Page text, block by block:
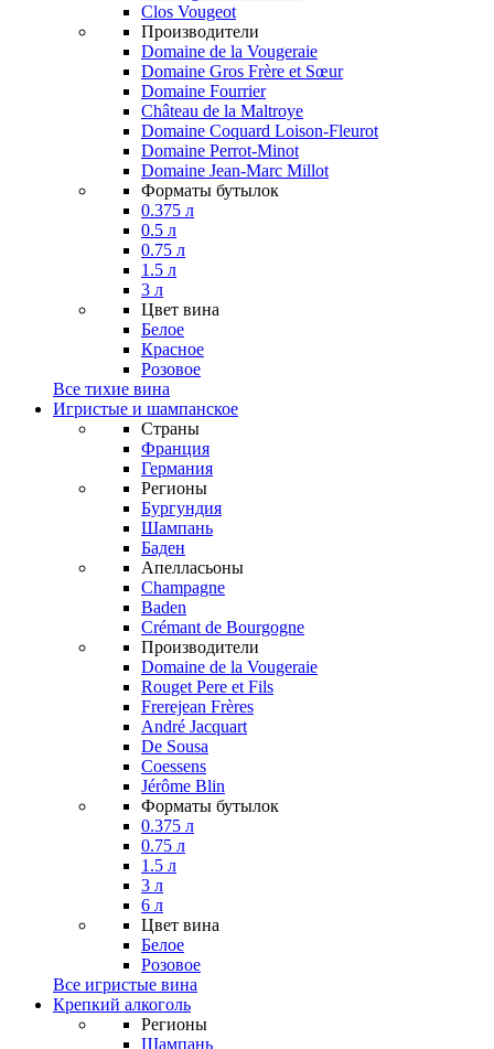
Clos Vougeot
Производители
Domaine de la Vougeraie
Domaine Gros Frère et Sœur
Domaine Fourrier
Château de la Maltroye
Domaine Coquard Loison-Fleurot
Domaine Perrot-Minot
Domaine Jean-Marc Millot
Форматы бутылок
0.375 л
0.5 л
0.75 л
1.5 л
3 л
Цвет вина
Белое
Красное
Розовое
Все тихие вина
Игристые и шампанское
Страны
Франция
Германия
Регионы
Бургундия
Шампань
Баден
Апелласьоны
Champagne
Baden
Crémant de Bourgogne
Производители
Domaine de la Vougeraie
Rouget Pere et Fils
Frerejean Frères
André Jacquart
De Sousa
Coessens
Jérôme Blin
Форматы бутылок
0.375 л
0.75 л
1.5 л
3 л
6 л
Цвет вина
Белое
Розовое
Все игристые вина
Крепкий алкоголь
Регионы
Шампань